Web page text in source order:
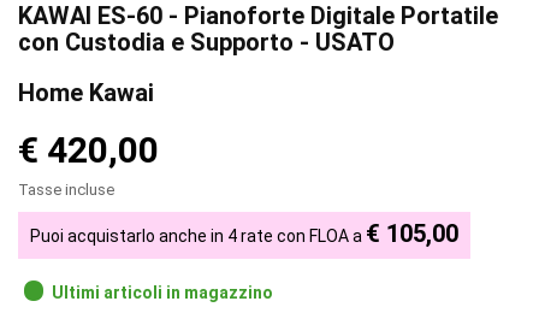
KAWAI ES-60 - Pianoforte Digitale Portatile
con Custodia e Supporto - USATO
Home Kawai
€ 420,00
Tasse incluse
Puoi acquistarlo anche in 4 rate con FLOA a € 105,00
Ultimi articoli in magazzino